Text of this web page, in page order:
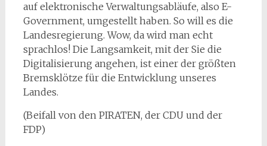
auf elektronische Verwaltungsabläufe, also E-
Government, umgestellt haben. So will es die
Landesregierung. Wow, da wird man echt
sprachlos! Die Langsamkeit, mit der Sie die
Digitalisierung angehen, ist einer der größten
Bremsklötze für die Entwicklung unseres
Landes.
(Beifall von den PIRATEN, der CDU und der
FDP)